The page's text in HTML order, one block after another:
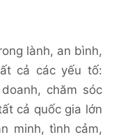
lành, an bình,
cả các yếu tố:
chăm sóc
cả quốc gia lớn
minh, tình cảm,